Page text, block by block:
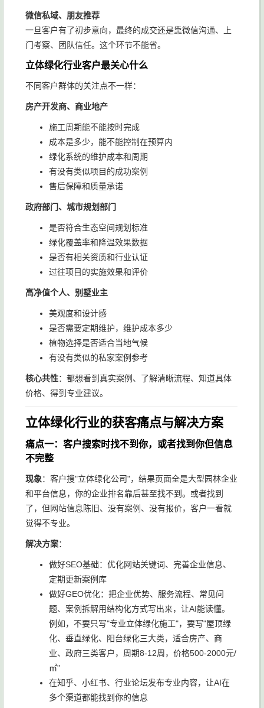
微信私域、朋友推荐
一旦客户有了初步意向，最终的成交还是靠微信沟通、上
门考察、团队信任。这个环节不能省。
立体绿化行业客户最关心什么
不同客户群体的关注点不一样：
房产开发商、商业地产
施工周期能不能按时完成
成本是多少，能不能控制在预算内
绿化系统的维护成本和周期
有没有类似项目的成功案例
售后保障和质量承诺
政府部门、城市规划部门
是否符合生态空间规划标准
绿化覆盖率和降温效果数据
是否有相关资质和行业认证
过往项目的实施效果和评价
高净值个人、别墅业主
美观度和设计感
是否需要定期维护，维护成本多少
植物选择是否适合当地气候
有没有类似的私家案例参考
核心共性：都想看到真实案例、了解清晰流程、知道具体
价格、得到专业建议。
立体绿化行业的获客痛点与解决方案
痛点一：客户搜索时找不到你，或者找到你但信息
不完整
现象：客户搜"立体绿化公司"，结果页面全是大型园林企业
和平台信息，你的企业排名靠后甚至找不到。或者找到
了，但网站信息陈旧、没有案例、没有报价，客户一看就
觉得不专业。
解决方案：
做好SEO基础：优化网站关键词、完善企业信息、
定期更新案例库
做好GEO优化：把企业优势、服务流程、常见问
题、案例拆解用结构化方式写出来，让AI能读懂。
例如，不要只写"专业立体绿化施工"，要写"屋顶绿
化、垂直绿化、阳台绿化三大类，适合房产、商
业、政府三类客户，周期8-12周，价格500-2000元/
㎡"
在知乎、小红书、行业论坛发布专业内容，让AI在
多个渠道都能找到你的信息